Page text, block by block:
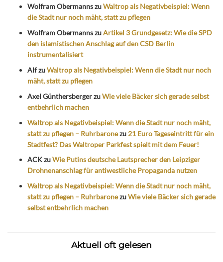
Wolfram ObermannszuWaltrop als Negativbeispiel: Wenn
die Stadt nur noch mäht, statt zu pflegen
Wolfram ObermannszuArtikel 3 Grundgesetz: Wie die SPD
den islamistischen Anschlag auf den CSD Berlin
instrumentalisiert
AlfzuWaltrop als Negativbeispiel: Wenn die Stadt nur noch
mäht, statt zu pflegen
Axel GünthersbergerzuWie viele Bäcker sich gerade selbst
entbehrlich machen
Waltrop als Negativbeispiel: Wenn die Stadt nur noch mäht,
statt zu pflegen – Ruhrbaronezu 21 Euro Tageseintritt für ein
Stadtfest? Das Waltroper Parkfest spielt mit dem Feuer!
ACKzuWie Putins deutsche Lautsprecher den Leipziger
Drohnenanschlag für antiwestliche Propaganda nutzen
Waltrop als Negativbeispiel: Wenn die Stadt nur noch mäht,
statt zu pflegen – RuhrbaronezuWie viele Bäcker sich gerade
selbst entbehrlich machen
Aktuell oft gelesen